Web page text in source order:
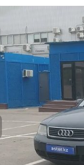
Для этого
Check
Предоставим
техническое
юридическая
Техническое
Проверка